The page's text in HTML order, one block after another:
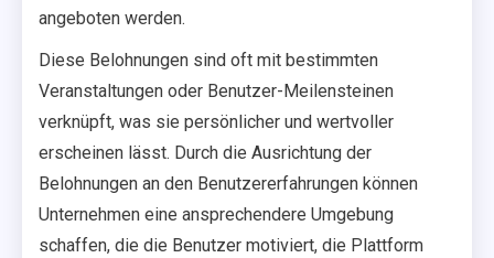
angeboten werden.
Diese Belohnungen sind oft mit bestimmten
Veranstaltungen oder Benutzer-Meilensteinen
verknüpft, was sie persönlicher und wertvoller
erscheinen lässt. Durch die Ausrichtung der
Belohnungen an den Benutzererfahrungen können
Unternehmen eine ansprechendere Umgebung
schaffen, die die Benutzer motiviert, die Plattform